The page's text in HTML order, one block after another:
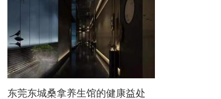
东莞东城桑拿养生馆的健康益处